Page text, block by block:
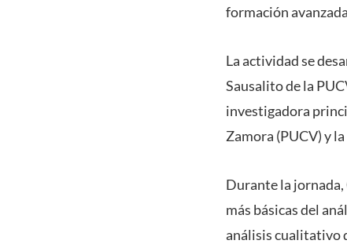
formación
La actividad se
Sausalito de la
investigadora
Zamora (PUCV) y
Durante la jornada,
más básicas del
análisis cualitativo